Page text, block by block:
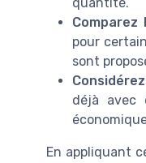
Comparez
pour
sont
déjà avec
En appliquant